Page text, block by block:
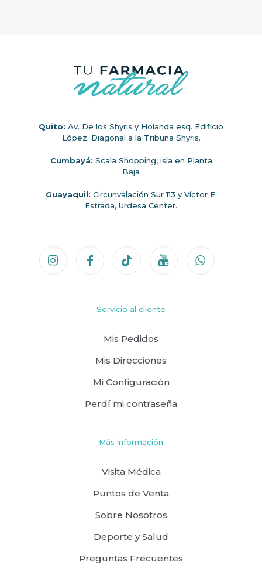
Quito: Av. De los Shyris y Holanda esq. Edificio
López. Diagonal a la Tribuna Shyris.
Cumbayá: Scala Shopping, isla en Planta
Baja
Guayaquil: Circunvalación Sur 113 y Víctor E.
Estrada, Urdesa Center.
Servicio al cliente
Mis Pedidos
Mis Direcciones
Mi Configuración
Perdí mi contraseña
Más información
Visita Médica
Puntos de Venta
Sobre Nosotros
Deporte y Salud
Preguntas Frecuentes